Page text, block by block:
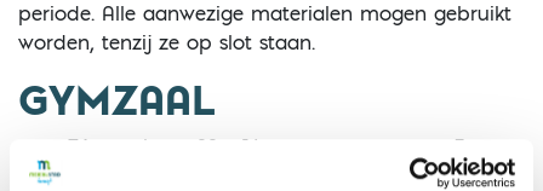
periode. Alle aanwezige materialen mogen gebruikt
worden, tenzij ze op slot staan.
GYMZAAL
Eén zaal van 22 x 14 meter en ongeveer 5